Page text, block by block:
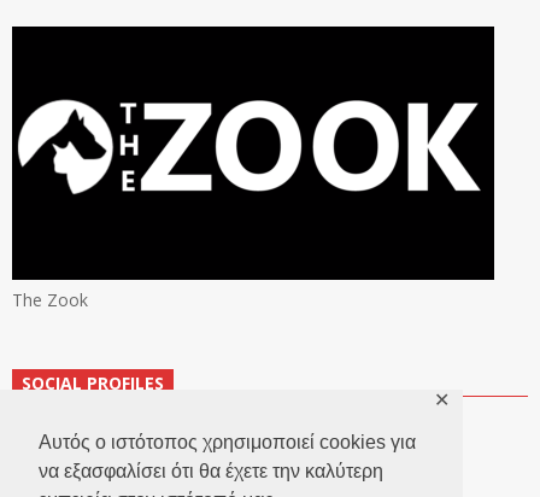
Αυτός ο ιστότοπος χρησιμοποιεί cookies για
να εξασφαλίσει ότι θα έχετε την καλύτερη
✕
The Zook
SOCIAL PROFILES